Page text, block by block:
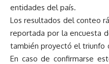
entidades del país.
Los resultados del conteo
reportada por la encuesta
también proyectó el triunfo
En caso de confirmarse